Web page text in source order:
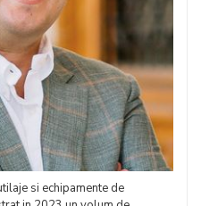
si echipamente de